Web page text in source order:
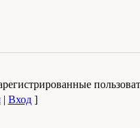
| Вход]